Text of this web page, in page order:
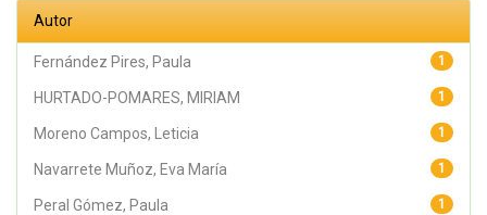
Autor
1
Fernández Pires, Paula
1
HURTADO-POMARES, MIRIAM
1
Moreno Campos, Leticia
1
Navarrete Muñoz, Eva María
1
Peral Gómez, Paula